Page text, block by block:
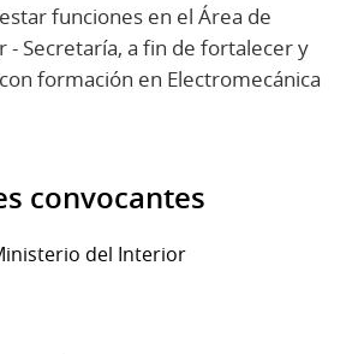
funciones en el Área de
- Secretaría, a fin de fortalecer y
formación en Electromecánica
convocantes
del Interior